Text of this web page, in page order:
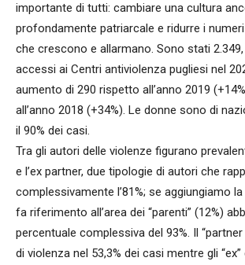
importante di tutti: cambiare una cultura
profondamente patriarcale e ridurre i
che crescono e allarmano. Sono stati
accessi ai Centri antiviolenza pugliesi nel
aumento di 290 rispetto all’anno 2019
all’anno 2018 (+34%). Le donne sono di
il 90% dei casi.
Tra gli autori delle violenze figurano
e l’ex partner, due tipologie di autori che
complessivamente l’81%; se aggiungiamo
fa riferimento all’area dei “parenti” (12%)
percentuale complessiva del 93%. Il “partner
di violenza nel 53,3% dei casi mentre gli